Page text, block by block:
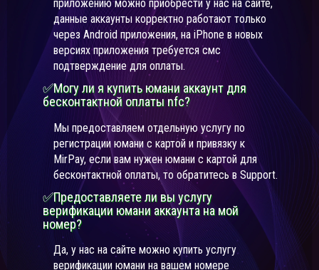
приложению можно приобрести у нас на сайте,
данные аккаунты корректно работают только
через Android приложения, на iPhone в новых
версиях приложения требуется смс
подтверждение для оплаты.
✅Могу ли я купить юмани аккаунт для
бесконтактной оплаты nfc?
Мы предоставляем отдельную услугу по
регистрации юмани с картой и привязку к
MirPay, если вам нужен юмани с картой для
бесконтактной оплаты, то обратитесь в Support.
✅Предоставляете ли вы услугу
верификации юмани аккаунта на мой
номер?
Да, у нас на сайте можно купить услугу
верификации юмани на вашем номере